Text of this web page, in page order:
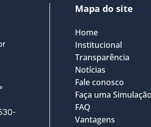
Mapa do site
Home
Institucional
Transparência
Notícias
Fale conosco
Faça uma Simulação
FAQ
Vantagens